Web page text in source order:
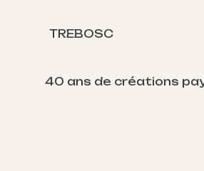
TREBOSC
40 ans de créations